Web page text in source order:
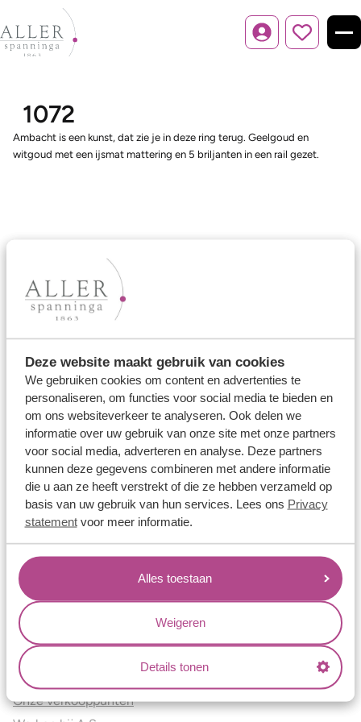
Deze website maakt gebruik van cookies
We gebruiken cookies om content en advertenties te
personaliseren, om functies voor social media te bieden en
om ons websiteverkeer te analyseren. Ook delen we
informatie over uw gebruik van onze site met onze partners
voor social media, adverteren en analyse. Deze partners
kunnen deze gegevens combineren met andere informatie
die u aan ze heeft verstrekt of die ze hebben verzameld op
basis van uw gebruik van hun services. Lees ons Privacy
statementvoor meer informatie.
Alles toestaan
Weigeren
Details tonen
Inloggen
1072
Ambacht is een kunst, dat zie je in deze ring terug. Geelgoud en
witgoud met een ijsmat mattering en 5 briljanten in een rail gezet.
Ons aanbod
Trouwringen
Memoireringen
Verlovingsringen
Vriendschapsringen
Over ons
Aller Spanninga
Historie
Certificaten
Blogs
Jouw voordelen
Conflictvrije Materialen
Oneindig veel mogelijkheden
Kwaliteit
Juweliers & Contact
Onze verkooppunten